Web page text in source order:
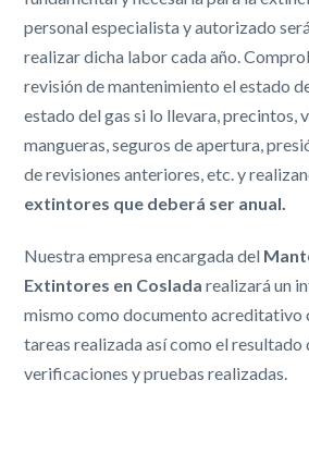
personal especialista y autorizado
realizar dicha labor cada año.
revisión de mantenimiento el estado
estado del gas si lo llevara, precintos,
mangueras, seguros de apertura,
de revisiones anteriores, etc. y
extintores que deberá ser anual.
Nuestra empresa encargada del
Extintores en Coslada realizará un
mismo como documento acreditativo
tareas realizada así como el resultado
verificaciones y pruebas realizadas.